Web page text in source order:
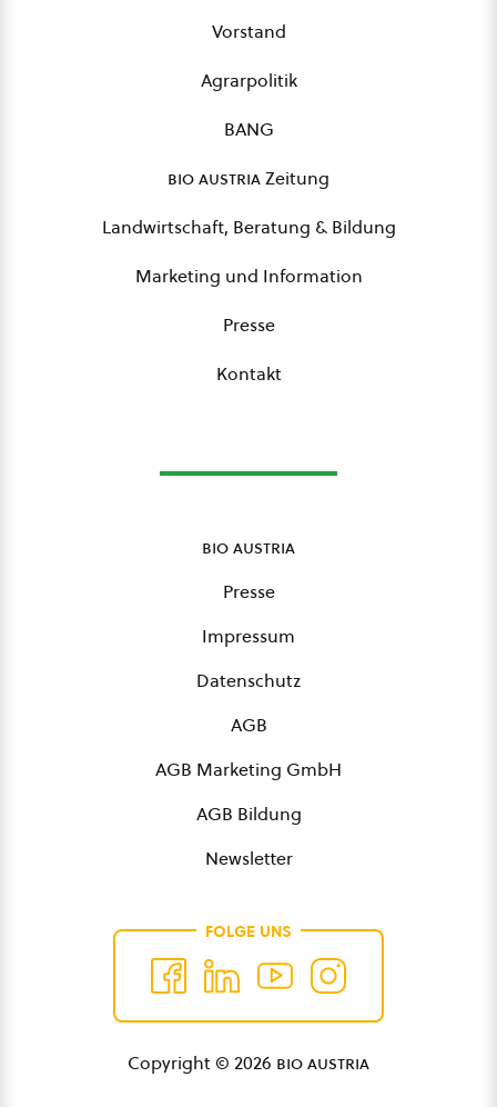
Vorstand
Agrarpolitik
BANG
bio austriaZeitung
Landwirtschaft, Beratung & Bildung
Marketing und Information
Presse
Kontakt
bio austria
Presse
Impressum
Datenschutz
AGB
AGB Marketing GmbH
AGB Bildung
Newsletter
FOLGE UNS
Copyright © 2026 bio austria